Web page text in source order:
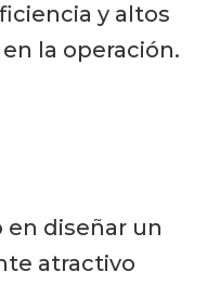
y altos
la operación.
en diseñar un
atractivo